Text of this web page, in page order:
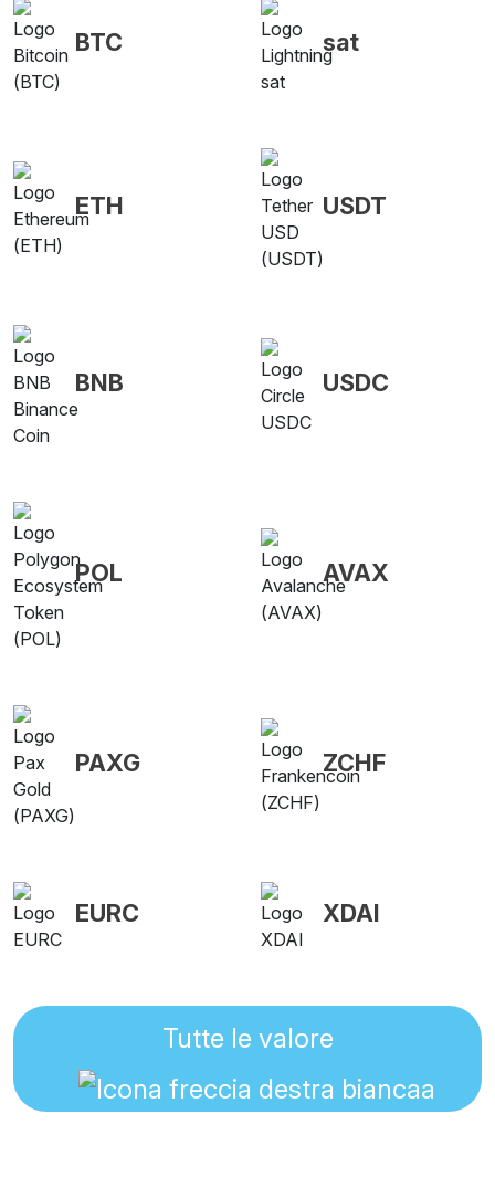
BTC sat
ETH USDT
BNB USDC
POL AVAX
PAXG ZCHF
EURC XDAI
Tutte le valore